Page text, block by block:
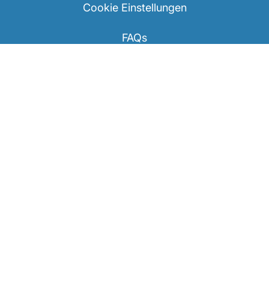
Cookie Einstellungen
FAQs